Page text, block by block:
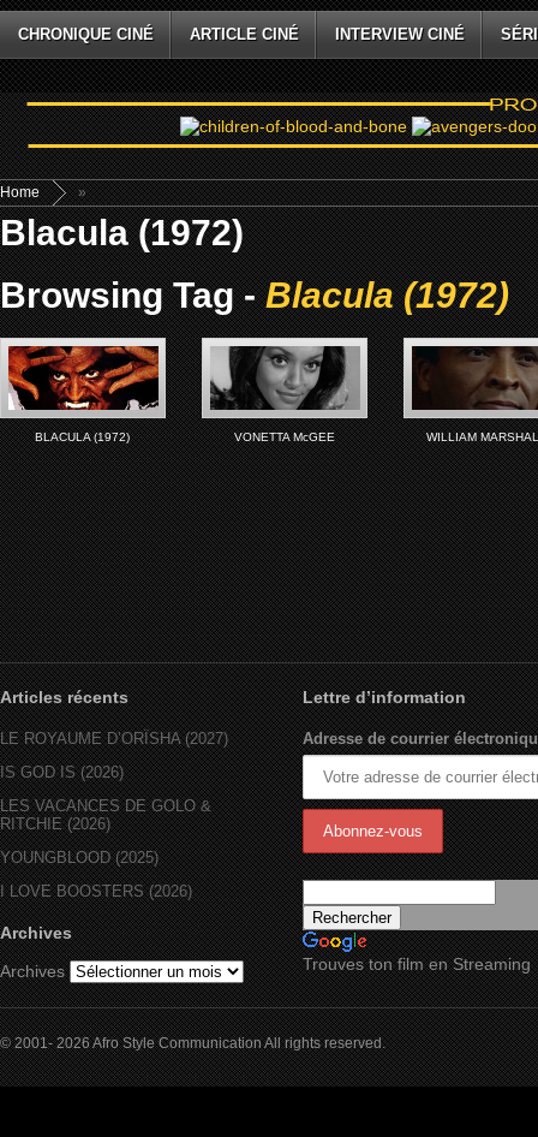
CHRONIQUE CINÉ ARTICLE CINÉ INTERVIEW CINÉ
Home »
Blacula (1972)
Browsing Tag -Blacula (1972)
BLACULA (1972) VONETTA McGEE WILLIAM
Articles récents
LE ROYAUME D’ORÏSHA (2027)
IS GOD IS (2026)
LES VACANCES DE GOLO &
RITCHIE (2026)
YOUNGBLOOD (2025)
I LOVE BOOSTERS (2026)
Archives
Archives
Lettre d’information
Adresse de courrier
Trouves ton film en Streaming
© 2001- 2026 Afro Style Communication All rights reserved.